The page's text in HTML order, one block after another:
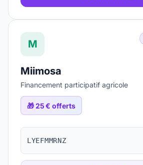
M
Miimosa
Financement participatif agricole
🎁25 € offerts
LYEFMMRNZ